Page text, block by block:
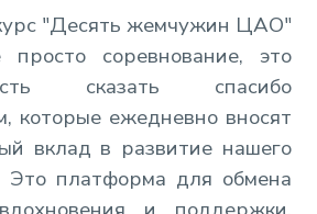
"Десять жемчужин ЦАО"
соревнование, это
сказать спасибо
которые ежедневно вносят
вклад в развитие нашего
Это платформа для обмена